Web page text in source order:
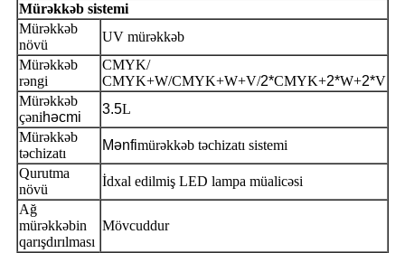
Mürəkkəb sistemi
Mürəkkəb
növü
UV mürəkkəb
Mürəkkəb
rəngi
CMYK/
CMYK+W/CMYK+W+V/2*CMYK+2*W+2*V
Mürəkkəb
çənihəcmi
3.5L
Mürəkkəb
təchizatı
Mənfimürəkkəb təchizatı sistemi
Qurutma
növü
İdxal edilmiş LED lampa müalicəsi
Ağ
mürəkkəbin
qarışdırılması
Mövcuddur